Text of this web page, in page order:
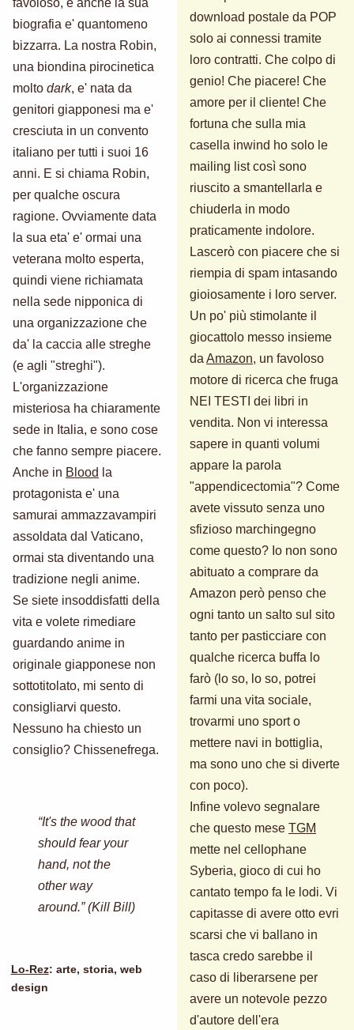
favoloso, e anche la sua
biografia e' quantomeno
bizzarra. La nostra Robin,
una biondina pirocinetica
molto dark, e' nata da
genitori giapponesi ma e'
cresciuta in un convento
italiano per tutti i suoi 16
anni. E si chiama Robin,
per qualche oscura
ragione. Ovviamente data
la sua eta' e' ormai una
veterana molto esperta,
quindi viene richiamata
nella sede nipponica di
una organizzazione che
da' la caccia alle streghe
(e agli "streghi").
L'organizzazione
misteriosa ha chiaramente
sede in Italia, e sono cose
che fanno sempre piacere.
Anche in Blood la
protagonista e' una
samurai ammazzavampiri
assoldata dal Vaticano,
ormai sta diventando una
tradizione negli anime.
Se siete insoddisfatti della
vita e volete rimediare
guardando anime in
originale giapponese non
sottotitolato, mi sento di
consigliarvi questo.
Nessuno ha chiesto un
consiglio? Chissenefrega.
“It's the wood that
should fear your
hand, not the
other way
around.” (Kill Bill)
Lo-Rez: arte, storia, web
design
download postale da POP
solo ai connessi tramite
loro contratti. Che colpo di
genio! Che piacere! Che
amore per il cliente! Che
fortuna che sulla mia
casella inwind ho solo le
mailing list così sono
riuscito a smantellarla e
chiuderla in modo
praticamente indolore.
Lascerò con piacere che si
riempia di spam intasando
gioiosamente i loro server.
Un po' più stimolante il
giocattolo messo insieme
da Amazon, un favoloso
motore di ricerca che fruga
NEI TESTI dei libri in
vendita. Non vi interessa
sapere in quanti volumi
appare la parola
"appendicectomia"? Come
avete vissuto senza uno
sfizioso marchingegno
come questo? Io non sono
abituato a comprare da
Amazon però penso che
ogni tanto un salto sul sito
tanto per pasticciare con
qualche ricerca buffa lo
farò (lo so, lo so, potrei
farmi una vita sociale,
trovarmi uno sport o
mettere navi in bottiglia,
ma sono uno che si diverte
con poco).
Infine volevo segnalare
che questo mese TGM
mette nel cellophane
Syberia, gioco di cui ho
cantato tempo fa le lodi. Vi
capitasse di avere otto evri
scarsi che vi ballano in
tasca credo sarebbe il
caso di liberarsene per
avere un notevole pezzo
d'autore dell'era